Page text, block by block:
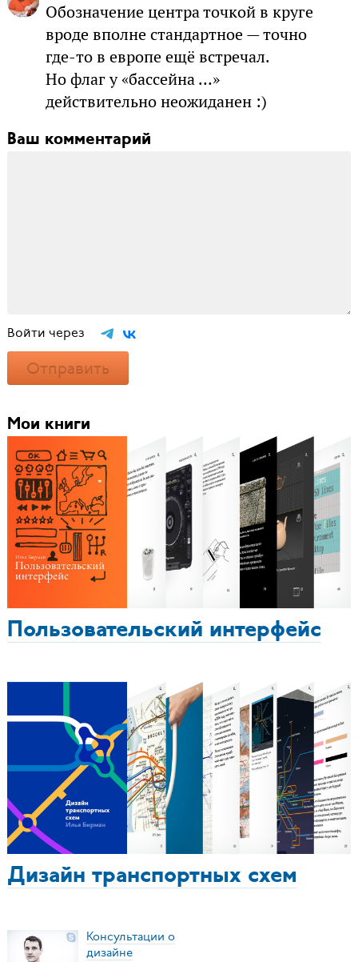
Обозначение центра точкой в круге
вроде вполне стандартное — точно
где-то в европе ещё встречал.
Но флаг у «бассейна …»
действительно неожиданен :)
Ваш комментарий
Войти через
Отправить
Мои книги
Пользовательский интерфейс
Дизайн транспортных схем
Консультации о
дизайне